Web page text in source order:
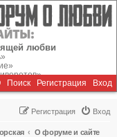
любви
Поиск Регистрация Вход
Вход
Регистрация
О форуме и сайте